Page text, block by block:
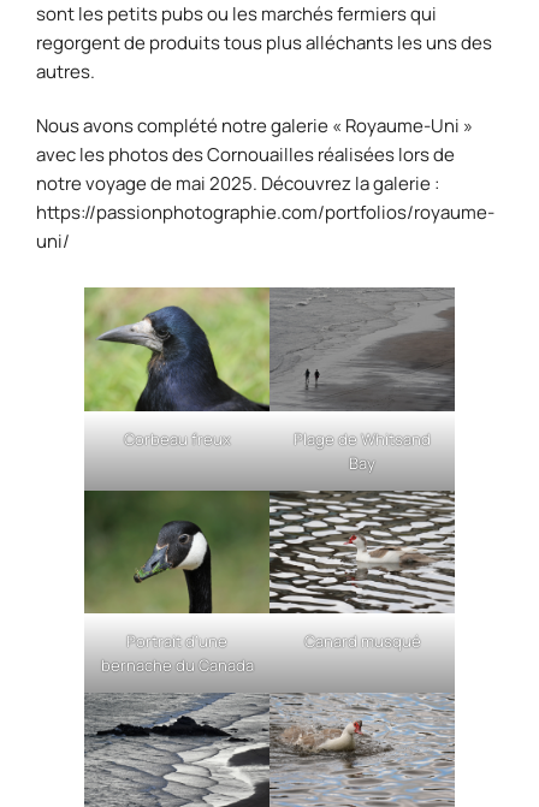
sont les petits pubs ou les marchés fermiers qui
regorgent de produits tous plus alléchants les uns des
autres.
Nous avons complété notre galerie « Royaume-Uni »
avec les photos des Cornouailles réalisées lors de
notre voyage de mai 2025. Découvrez la galerie :
https://passionphotographie.com/portfolios/royaume-
uni/
Corbeau freux
Plage de Whitsand
Bay
Portrait d’une
bernache du Canada
Canard musqué